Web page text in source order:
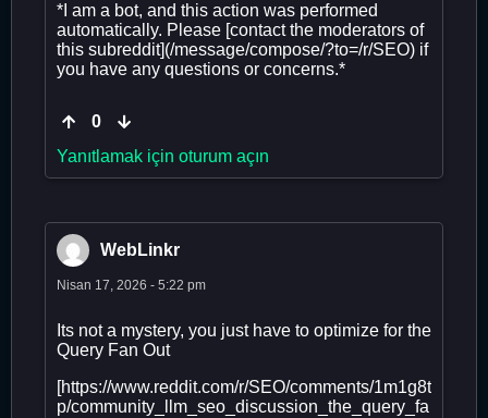
*I am a bot, and this action was performed
automatically. Please [contact the moderators of
this subreddit](/message/compose/?to=/r/SEO) if
you have any questions or concerns.*
0
Yanıtlamak için oturum açın
WebLinkr
Nisan 17, 2026 - 5:22 pm
Its not a mystery, you just have to optimize for the
Query Fan Out
[https://www.reddit.com/r/SEO/comments/1m1g8t
p/community_llm_seo_discussion_the_query_fa